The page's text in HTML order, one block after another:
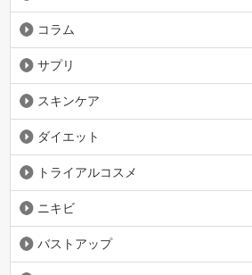
コラム
サプリ
スキンケア
ダイエット
トライアルコスメ
ニキビ
バストアップ